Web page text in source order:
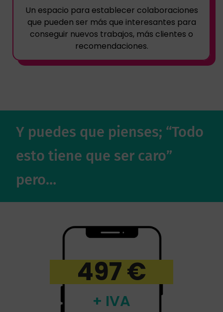
Un espacio para establecer colaboraciones
que pueden ser más que interesantes para
conseguir nuevos trabajos, más clientes o
recomendaciones.
Y puedes que pienses; “Todo
esto tiene que ser caro”
pero…
497 €
+ IVA